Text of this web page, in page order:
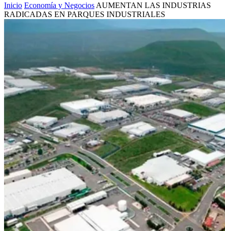
Inicio Economía y Negocios AUMENTAN LAS INDUSTRIAS
RADICADAS EN PARQUES INDUSTRIALES